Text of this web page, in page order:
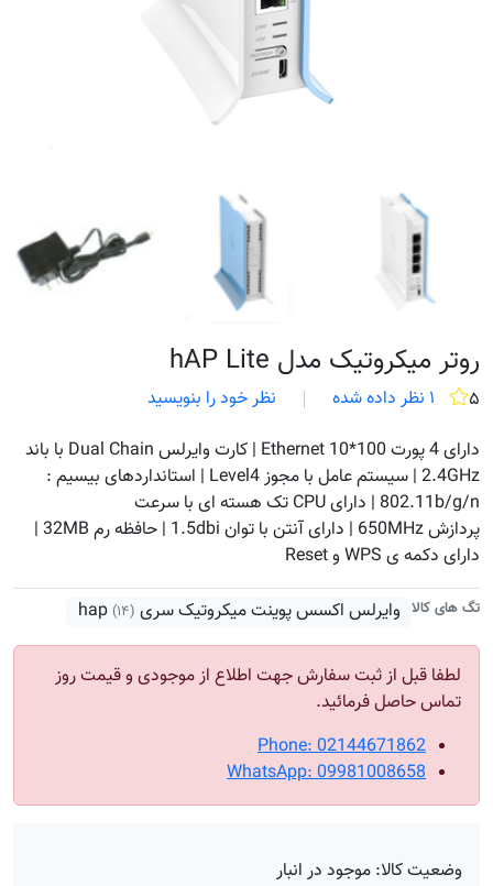
روتر میکروتیک مدل hAP Lite
۵ ۱ نظر داده شده
نظر خود را بنویسید
دارای 4 پورت 100*10 Ethernet | کارت وایرلس Dual Chain با باند
2.4GHz | سیستم عامل با مجوز Level4 | استانداردهای بیسیم :
802.11b/g/n | دارای CPU تک هسته ای با سرعت
پردازش 650MHz | دارای آنتن با توان 1.5dbi | حافظه رم 32MB |
دارای دکمه ی WPS و Reset
تگ های کالا وایرلس اکسس پوینت میکروتیک سری hap (۱۴)
لطفا قبل از ثبت سفارش جهت اطلاع از موجودی و قیمت روز
تماس حاصل فرمائید.
Phone: 02144671862
WhatsApp: 09981008658
وضعیت کالا: موجود در انبار